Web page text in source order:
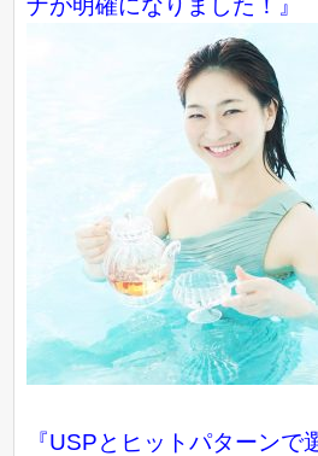
ナが明確になりました！』
『USPとヒットパターンで